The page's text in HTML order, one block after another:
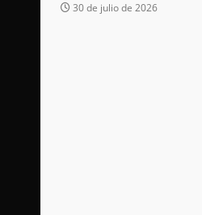
30 de julio de 2026